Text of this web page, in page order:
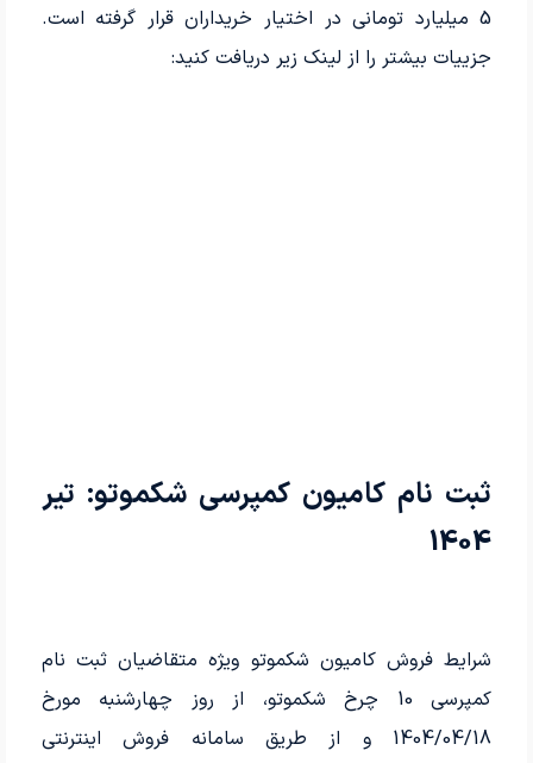
5 میلیارد تومانی در اختیار خریداران قرار گرفته است.
جزییات بیشتر را از لینک زیر دریافت کنید:
ثبت نام کامیون کمپرسی شکموتو: تیر
1404
شرایط فروش کامیون شکموتو ویژه متقاضیان ثبت نام
کمپرسی 10 چرخ شکموتو، از روز چهارشنبه مورخ
1404/04/18 و از طریق سامانه فروش اینترنتی